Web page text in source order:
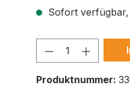
Sofort verfügbar,
Produkt
Produktnummer: